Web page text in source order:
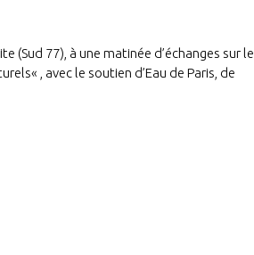
(Sud 77), à une matinée d’échanges sur le
« , avec le soutien d’Eau de Paris, de